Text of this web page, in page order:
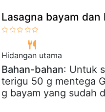
Lasagna bayam dan
Hidangan utama
Bahan-bahan: Untuk
terigu 50 g mentega
g bayam yang sudah